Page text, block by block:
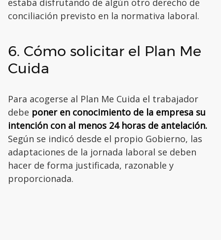
estaba disfrutando de algún otro derecho de
conciliación previsto en la normativa laboral.
6. Cómo solicitar el Plan Me
Cuida
Para acogerse al Plan Me Cuida el trabajador
debe poner en conocimiento de la empresa su
intención con al menos 24 horas de antelación.
Según se indicó desde el propio Gobierno, las
adaptaciones de la jornada laboral se deben
hacer de forma justificada, razonable y
proporcionada.